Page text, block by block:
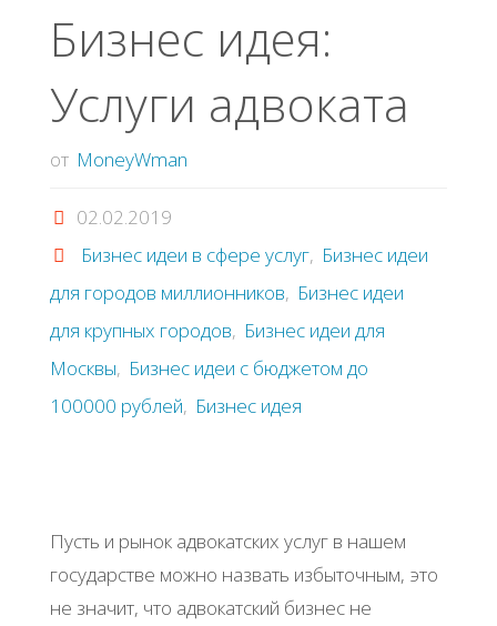
Бизнес идея:
Услуги адвоката
от MoneyWman
02.02.2019
Бизнес идеи в сфере услуг, Бизнес идеи
для городов миллионников, Бизнес идеи
для крупных городов, Бизнес идеи для
Москвы, Бизнес идеи с бюджетом до
100000 рублей, Бизнес идея
Пусть и рынок адвокатских услуг в нашем
государстве можно назвать избыточным, это
не значит, что адвокатский бизнес не